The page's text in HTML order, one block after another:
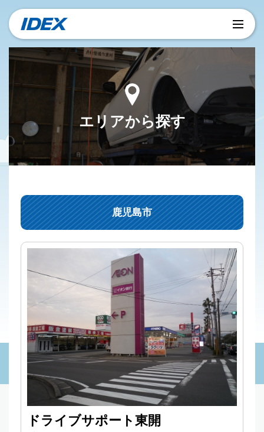
エリアから探す
鹿児島市
ドライブサポート東開